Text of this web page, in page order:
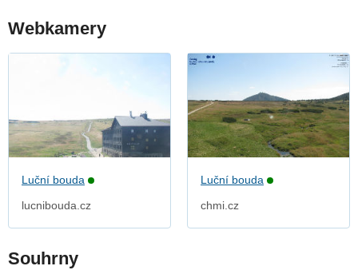
Webkamery
Luční bouda
lucnibouda.cz
Luční bouda
chmi.cz
Souhrny